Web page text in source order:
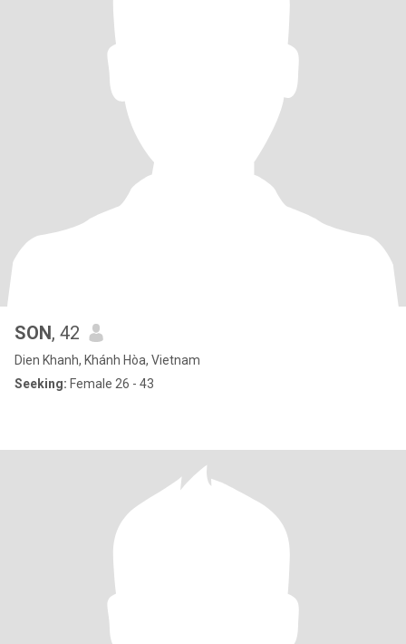
SON, 42
Dien Khanh, Khánh Hòa, Vietnam
Seeking: Female 26 - 43